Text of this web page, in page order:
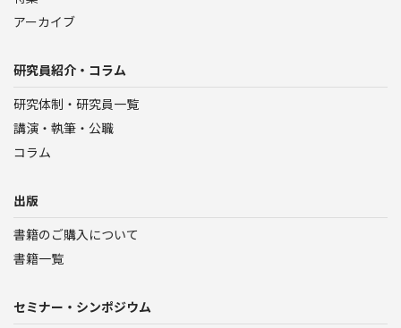
アーカイブ
研究員紹介・コラム
研究体制・研究員一覧
講演・執筆・公職
コラム
出版
書籍のご購入について
書籍一覧
セミナー・シンポジウム